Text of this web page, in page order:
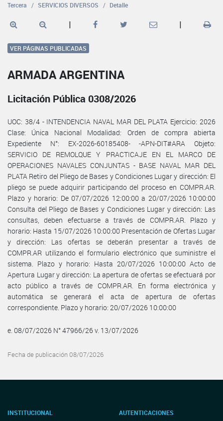
Tercera SERVICIOS DIVERSOS Detalle
| |
VER PÁGINAS PUBLICADAS
ARMADA ARGENTINA
Licitación Pública 0308/2026
UOC: 38/4 - INTENDENCIA NAVAL MAR DEL PLATA Ejercicio: 2026
Clase: Única Nacional Modalidad: Orden de compra abierta
Expediente N°: EX-2026-60185408- -APN-DIT#ARA Objeto:
SERVICIO DE REMOLQUE Y PRACTICAJE EN EL MARCO DE
OPERACIONES NAVALES CONJUNTAS - BASE NAVAL MAR DEL
PLATA Retiro del Pliego de Bases y Condiciones Lugar y dirección: El
pliego se puede adquirir participando del proceso en COMPR.AR.
Plazo y horario: De 07/07/2026 12:00:00 a 20/07/2026 10:00:00
Consulta del Pliego de Bases y Condiciones Lugar y dirección: Las
consultas, deben efectuarse a través de COMPR.AR. Plazo y
horario: Hasta 15/07/2026 10:00:00 Presentación de Ofertas Lugar
y dirección: Las ofertas se deberán presentar a través de
COMPR.AR utilizando el formulario electrónico que suministre el
sistema. Plazo y horario: Hasta 20/07/2026 10:00:00 Acto de
Apertura Lugar y dirección: La apertura de ofertas se efectuará por
acto público a través de COMPR.AR. En forma electrónica y
automática se generará el acta de apertura de ofertas
correspondiente. Plazo y horario: 20/07/2026 10:00:00
e. 08/07/2026 N° 47966/26 v. 13/07/2026
Fecha de publicación 08/07/2026
INSTITUCIONAL AUTENTICACIONES